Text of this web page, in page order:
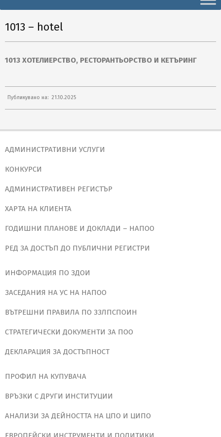
Navigation
1013 – hotel
1013 ХОТЕЛИЕРСТВО, РЕСТОРАНТЬОРСТВО И КЕТЪРИНГ
Публикувано на: 21.10.2025
АДМИНИСТРАТИВНИ УСЛУГИ
КОНКУРСИ
АДМИНИСТРАТИВЕН РЕГИСТЪР
ХАРТА НА КЛИЕНТА
ГОДИШНИ ПЛАНОВЕ И ДОКЛАДИ – НАПОО
РЕД ЗА ДОСТЪП ДО ПУБЛИЧНИ РЕГИСТРИ
ИНФОРМАЦИЯ ПО ЗДОИ
ЗАСЕДАНИЯ НА УС НА НАПОО
ВЪТРЕШНИ ПРАВИЛА ПО ЗЗЛПСПОИН
СТРАТЕГИЧЕСКИ ДОКУМЕНТИ ЗА ПОО
ДЕКЛАРАЦИЯ ЗА ДОСТЪПНОСТ
ПРОФИЛ НА КУПУВАЧА
ВРЪЗКИ С ДРУГИ ИНСТИТУЦИИ
АНАЛИЗИ ЗА ДЕЙНОСТТА НА ЦПО И ЦИПО